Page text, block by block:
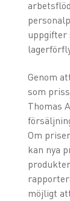
uppgifter
Genom
som
Thomas
Om
kan nya
möjligt